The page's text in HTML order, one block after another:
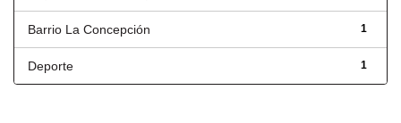
1
Barrio La Concepción
1
Deporte